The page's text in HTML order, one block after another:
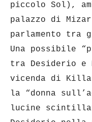
piccolo Sol),
palazzo di
parlamento tra
Una possibile
tra Desiderio e
vicenda di
la “donna
lucine